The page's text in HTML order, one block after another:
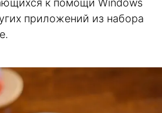
к помощи Windows
приложений из набора